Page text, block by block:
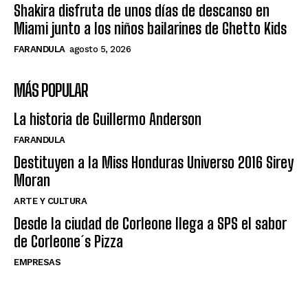
Shakira disfruta de unos días de descanso en
Miami junto a los niños bailarines de Ghetto Kids
FARANDULA agosto 5, 2026
MÁS POPULAR
La historia de Guillermo Anderson
FARANDULA
Destituyen a la Miss Honduras Universo 2016 Sirey
Moran
ARTE Y CULTURA
Desde la ciudad de Corleone llega a SPS el sabor
de Corleone´s Pizza
EMPRESAS